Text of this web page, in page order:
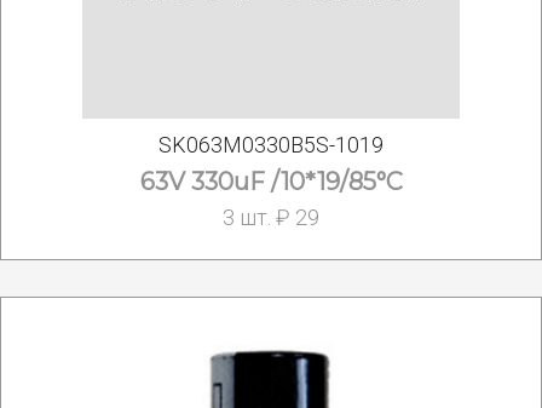
SK063M0330B5S-1019
63V 330uF /10*19/85°C
3 шт. ₽ 29